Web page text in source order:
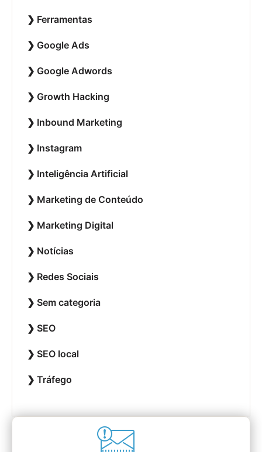
Ferramentas
Google Ads
Google Adwords
Growth Hacking
Inbound Marketing
Instagram
Inteligência Artificial
Marketing de Conteúdo
Marketing Digital
Notícias
Redes Sociais
Sem categoria
SEO
SEO local
Tráfego